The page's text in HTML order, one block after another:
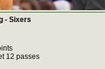
- Sixers
12 passes